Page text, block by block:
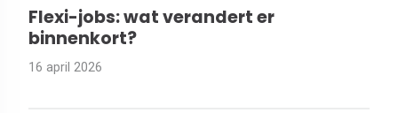
Flexi-jobs: wat verandert er
binnenkort?
16 april 2026